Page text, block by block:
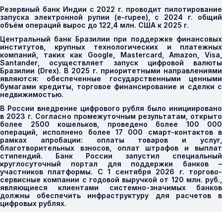
Резервный банк Индии с 2022 г. проводит пилотирование
запуска электронной рупии (e-rupee), c 2024 г. общий
объём операций вырос до 122,4 млн. США к 2025 г.
Центральный банк Бразилии при поддержке финансовых
институтов, крупных технологических и платежных
компаний, таких как Google Mastercard ,Amazon ,Visa
Santander , осуществляет запуск цифровой валюты
Бразилии (Drex). В 2025 г. приоритетными направлениями
являются: обеспеченные государственными ценными
бумагами кредиты, торговое финансирование и сделки с
недвижимостью.
В России внедрение цифрового рубля было инициировано
в 2023 г. Согласно промежуточным результатам, открыто
более 2500 кошельков, проведено более 100 000
операций, исполнено более 17 000 смарт-контактов в
рамках апробации: оплаты товаров и услуг,
благотворительных взносов, оплат штрафов и выплат
стипендий. Банк России запустил специальный
круглосуточный портал для поддержки банков –
участников платформы. С 1 сентября 2026 г. торгово-
сервисные компании с годовой выручкой от 120 млн. руб.,
являющиеся клиентами системно-значимых банков
должны обеспечить инфраструктуру для расчетов в
цифровых рублях.